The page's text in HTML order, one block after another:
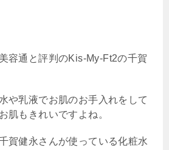
容通と評判のKis-My-Ft2の千賀
や乳液でお肌のお手入れをして
肌もきれいですよね。
賀健永さんが使っている化粧水